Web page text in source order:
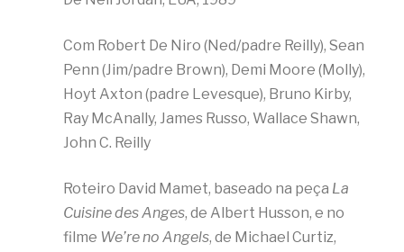
Com Robert De Niro (Ned/padre Reilly), Sean
Penn (Jim/padre Brown), Demi Moore (Molly),
Hoyt Axton (padre Levesque), Bruno Kirby,
Ray McAnally, James Russo, Wallace Shawn,
John C. Reilly
Roteiro David Mamet, baseado na peça La
Cuisine des Anges, de Albert Husson, e no
filme We’re no Angels, de Michael Curtiz,